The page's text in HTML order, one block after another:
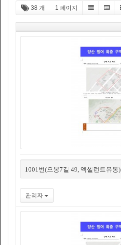
38 개 1 페이지
1001번(오봉7길 49, 엑셀런트유통)
관리자